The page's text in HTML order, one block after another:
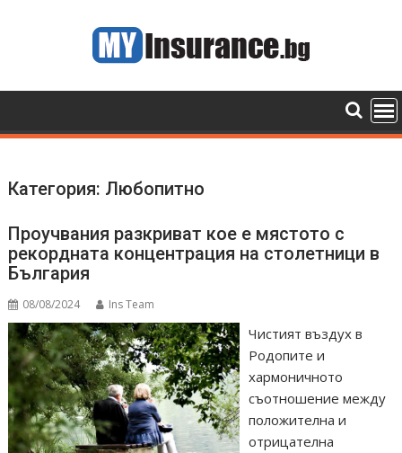
Категория: Любопитно
Проучвания разкриват кое е мястото с
рекордната концентрация на столетници в
България
08/08/2024 Ins Team
Чистият въздух в
Родопите и
хармоничното
съотношение между
положителна и
отрицателна